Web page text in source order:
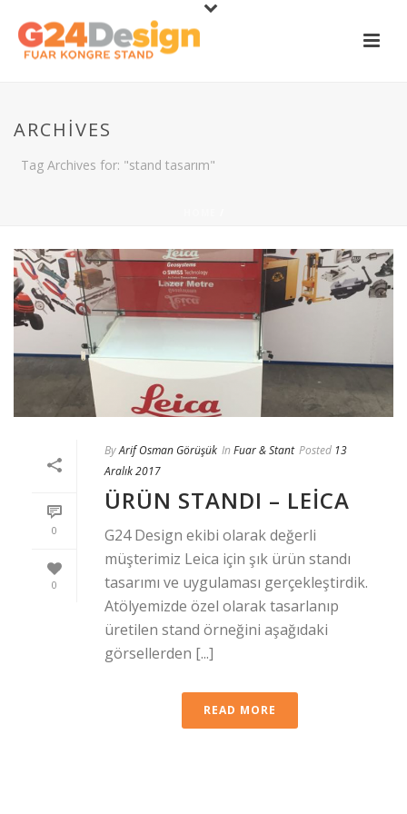
ARCHIVES
Tag Archives for: "stand tasarım"
0
0
ByArif Osman Görüşük In Fuar & Stant Posted 13
Aralık 2017
ÜRÜN STANDI – LEICA
G24 Design ekibi olarak değerli
müşterimiz Leica için şık ürün standı
tasarımı ve uygulaması gerçekleştirdik.
Atölyemizde özel olarak tasarlanıp
üretilen stand örneğini aşağıdaki
görsellerden [...]
READ MORE